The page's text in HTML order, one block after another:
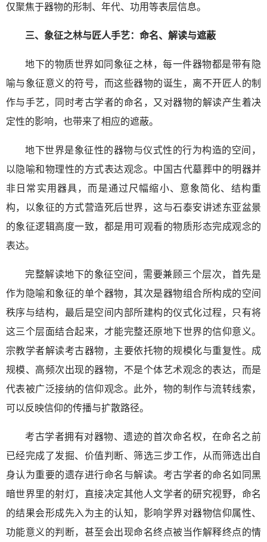
仅聚焦于器物的形制、年代、功用等表层信息。
三、象征之林与匠人手艺：命名、解读与遮蔽
地下的物质世界如同象征之林，每一件器物都是带有隐
喻与象征意义的符号，而这些器物的诞生，离不开匠人的制
作与手艺，同时考古学者的命名，又对器物的解读产生着决
定性的影响，也带来了相应的遮蔽。
地下世界是象征性的器物与仪式性的行为构造的空间，
以隐喻和物理性的方式表达观念。中国古代墓葬中的明器并
非日常实用器具，而是通过尺幅缩小、意象简化、结构重
构，以象征的方式营造死后世界，这与石泰安讲述东亚盆景
的象征逻辑高度一致，都是用可观看的物质形态完成观念的
表达。
完整解读地下的象征空间，需要兼顾三个层次，首先是
作为隐喻和象征的单个器物，其次是器物组合所构成的空间
秩序与结构，最后是空间内部所建构的仪式化过程，只有将
这三个层面结合起来，才能完整还原地下世界的信仰意义。
宗教学者解读考古器物，主要依托物的规模化与重复性。成
规模、高频次出现的器物，不是个体艺术观念的表达，而是
代表被广泛接纳的信仰观念。此外，物的制作与流转线索，
可以反映信仰的传播与扩散路径。
考古学者拥有对器物、遗迹的首次命名权，在命名之前
已经完成了发掘、价值判断、筛选三步工作，从而筛选出自
身认为重要的遗存进行命名与解读。考古学者的命名如同黑
暗世界里的射灯，直接决定其他人文学者的研究视野，命名
的结果会形成先入为主的认知，影响学界对器物信仰属性、
功能意义的判断，甚至会出现命名终点被当作解释终点的情